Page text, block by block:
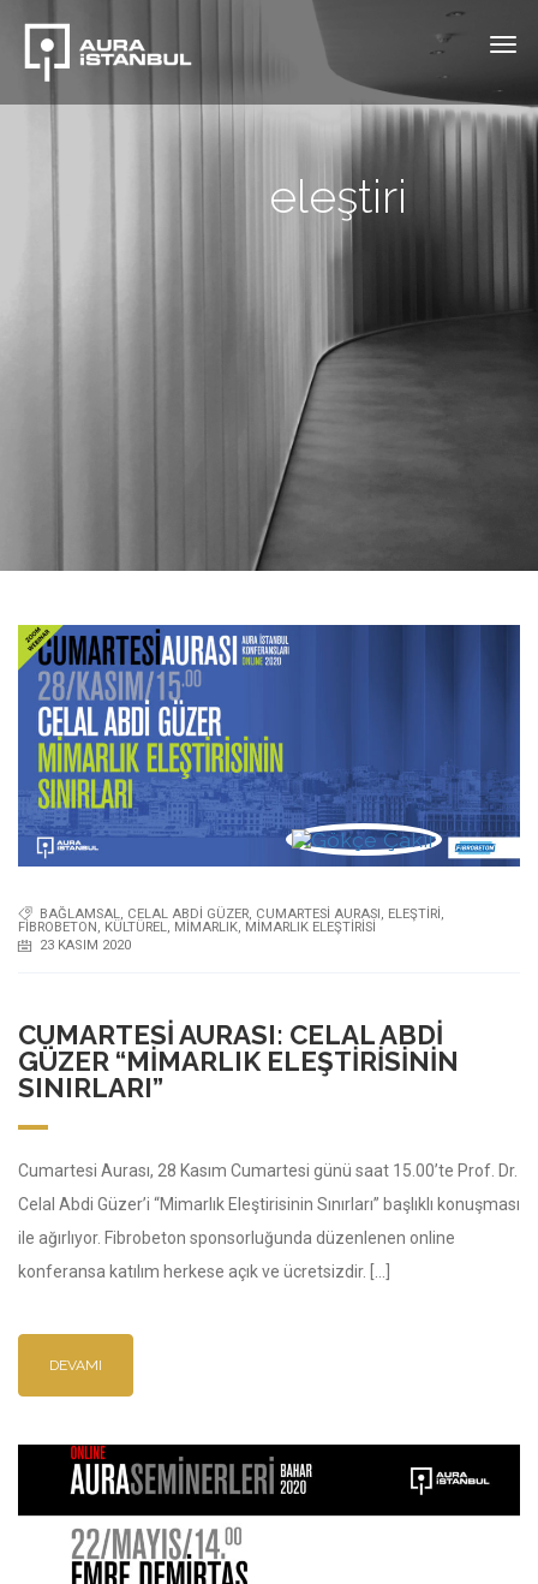
BAĞLAMSAL, CELAL ABDI GÜZER, CUMARTESI AURASI, ELEŞTIRI,
FIBROBETON , KÜLTÜREL, MIMARLIK, MIMARLIK ELEŞTIRISI
23 KASIM 2020
CUMARTESI AURASI: CELAL ABDI
GÜZER “MIMARLIK ELEŞTIRISININ
SINIRLARI”
Cumartesi Aurası, 28 Kasım Cumartesi günü saat 15.00’te Prof. Dr.
Celal Abdi Güzer’i “Mimarlık Eleştirisinin Sınırları” başlıklı konuşması
ile ağırlıyor. Fibrobeton sponsorluğunda düzenlenen online
konferansa katılım herkese açık ve ücretsizdir. […]
DEVAMI